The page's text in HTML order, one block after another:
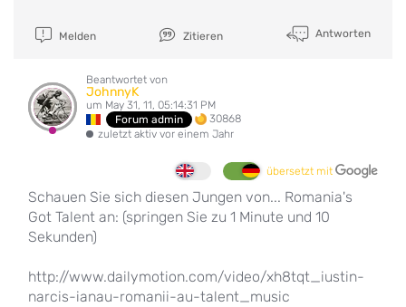
Melden Zitieren Antworten
Beantwortet von
JohnnyK
um May 31, 11, 05:14:31 PM
Forum admin
30868
zuletzt aktiv vor einem Jahr
übersetzt mit
Schauen Sie sich diesen Jungen von... Romania's
Got Talent an: (springen Sie zu 1 Minute und 10
Sekunden)
http://www.dailymotion.com/video/xh8tqt_iustin-
narcis-ianau-romanii-au-talent_music